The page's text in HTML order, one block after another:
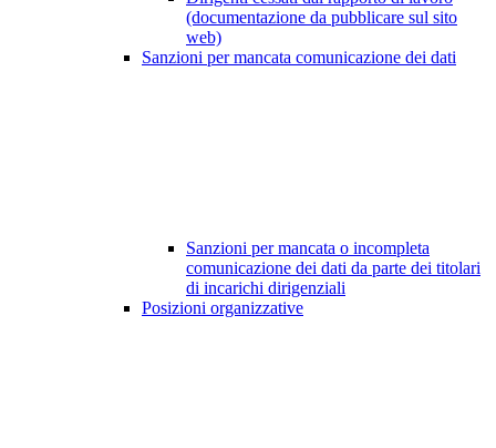
(documentazione da pubblicare sul sito
web)
Sanzioni per mancata comunicazione dei dati
Sanzioni per mancata o incompleta
comunicazione dei dati da parte dei titolari
di incarichi dirigenziali
Posizioni organizzative